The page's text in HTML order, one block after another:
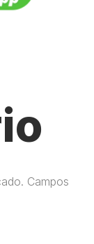
Campos